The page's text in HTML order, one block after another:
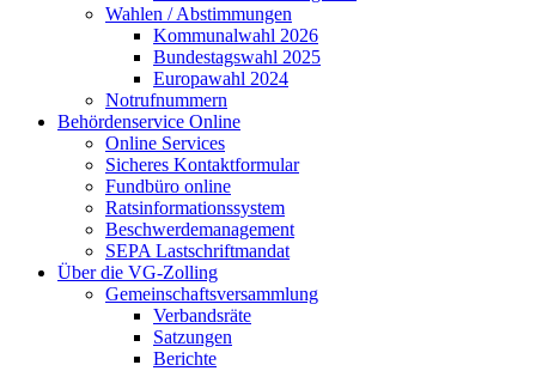
Wahlen / Abstimmungen
Kommunalwahl 2026
Bundestagswahl 2025
Europawahl 2024
Notrufnummern
Behördenservice Online
Online Services
Sicheres Kontaktformular
Fundbüro online
Ratsinformationssystem
Beschwerdemanagement
SEPA Lastschriftmandat
Über die VG-Zolling
Gemeinschaftsversammlung
Verbandsräte
Satzungen
Berichte